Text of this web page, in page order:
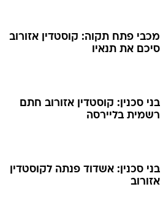
מכבי פתח תקוה: קוסטדין אזורוב
סיכם את תנאיו
בני סכנין: קוסטדין אזורוב חתם
רשמית בליירסה
בני סכנין: אשדוד פנתה לקוסטדין
אזורוב